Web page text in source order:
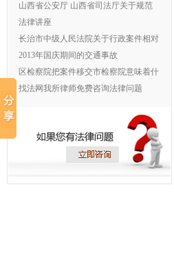
山西省公安厅 山西省司法厅关于规范
法律讲座
长治市中级人民法院关于行政案件相对
集
2013年国庆期间的交通事故
区检察院把案件移交市检察院意味着什
么
找法网我所律师免费咨询法律问题